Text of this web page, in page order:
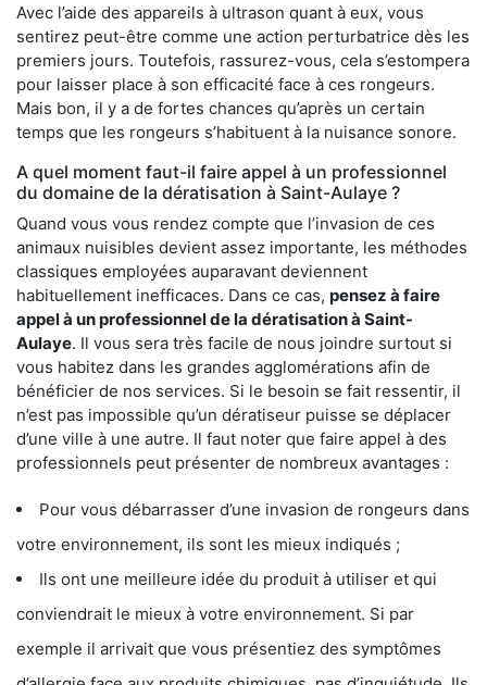
Avec l’aide des appareils à ultrason quant à eux, vous
sentirez peut-être comme une action perturbatrice dès les
premiers jours. Toutefois, rassurez-vous, cela s’estompera
pour laisser place à son efficacité face à ces rongeurs.
Mais bon, il y a de fortes chances qu’après un certain
temps que les rongeurs s’habituent à la nuisance sonore.
A quel moment faut-il faire appel à un professionnel
du domaine de la dératisation à Saint-Aulaye ?
Quand vous vous rendez compte que l’invasion de ces
animaux nuisibles devient assez importante, les méthodes
classiques employées auparavant deviennent
habituellement inefficaces. Dans ce cas, pensez à faire
appel à un professionnel de la dératisation à Saint-
Aulaye. Il vous sera très facile de nous joindre surtout si
vous habitez dans les grandes agglomérations afin de
bénéficier de nos services. Si le besoin se fait ressentir, il
n’est pas impossible qu’un dératiseur puisse se déplacer
d’une ville à une autre. Il faut noter que faire appel à des
professionnels peut présenter de nombreux avantages :
Pour vous débarrasser d’une invasion de rongeurs dans
votre environnement, ils sont les mieux indiqués ;
Ils ont une meilleure idée du produit à utiliser et qui
conviendrait le mieux à votre environnement. Si par
exemple il arrivait que vous présentiez des symptômes